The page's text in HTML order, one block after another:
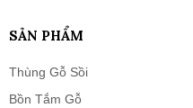
SẢN PHẨM
Thùng Gỗ Sồi
Bồn Tắm Gỗ